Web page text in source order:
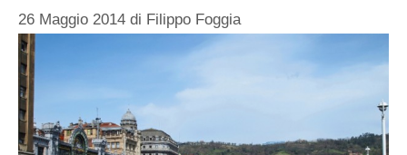
26 Maggio 2014 di Filippo Foggia